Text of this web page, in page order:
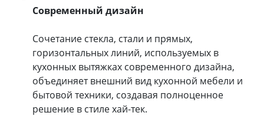
Современный дизайн
Сочетание стекла, стали и прямых,
горизонтальных линий, используемых в
кухонных вытяжках современного дизайна,
объединяет внешний вид кухонной мебели и
бытовой техники, создавая полноценное
решение в стиле хай-тек.